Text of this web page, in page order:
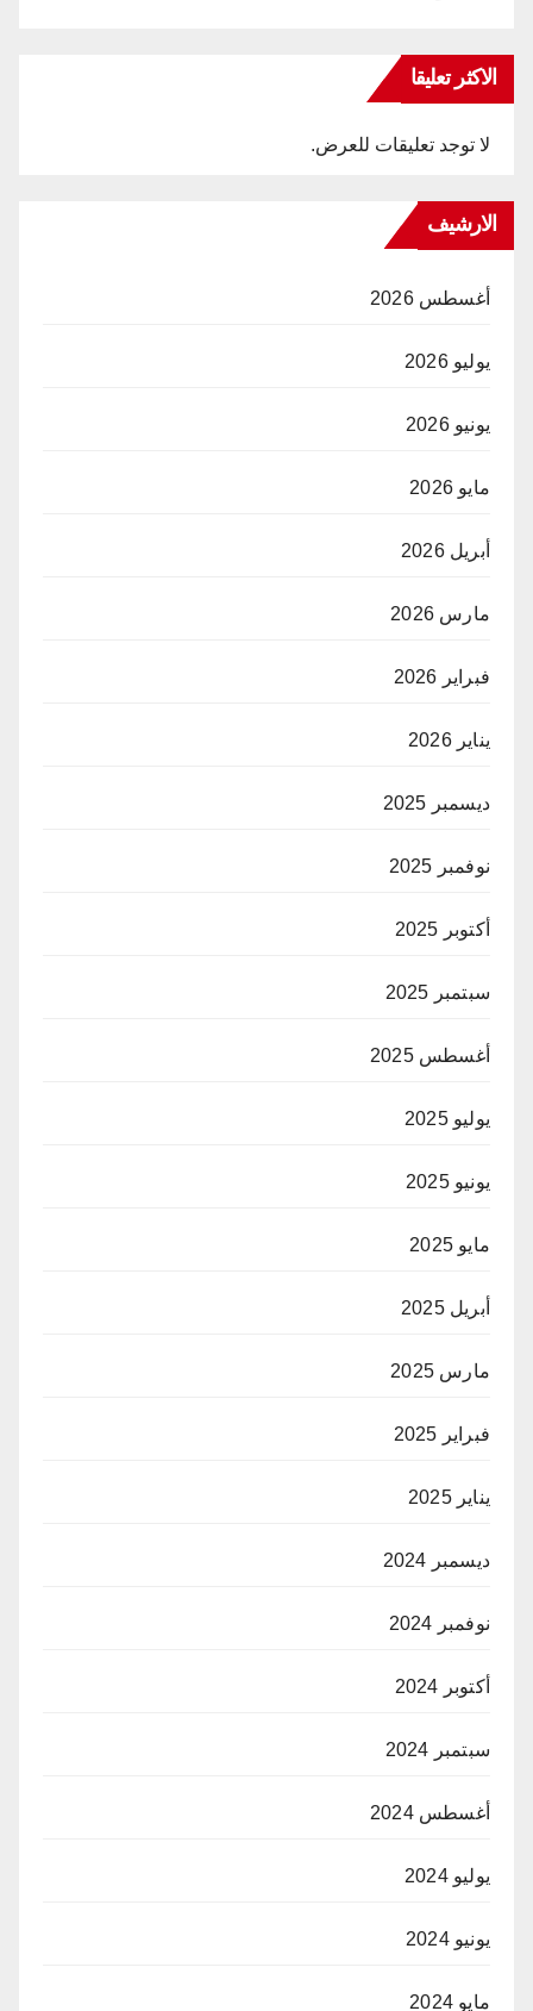
الاكثر تعليقا
لا توجد تعليقات للعرض.
الارشيف
أغسطس 2026
يوليو 2026
يونيو 2026
مايو 2026
أبريل 2026
مارس 2026
فبراير 2026
يناير 2026
ديسمبر 2025
نوفمبر 2025
أكتوبر 2025
سبتمبر 2025
أغسطس 2025
يوليو 2025
يونيو 2025
مايو 2025
أبريل 2025
مارس 2025
فبراير 2025
يناير 2025
ديسمبر 2024
نوفمبر 2024
أكتوبر 2024
سبتمبر 2024
أغسطس 2024
يوليو 2024
يونيو 2024
مايو 2024